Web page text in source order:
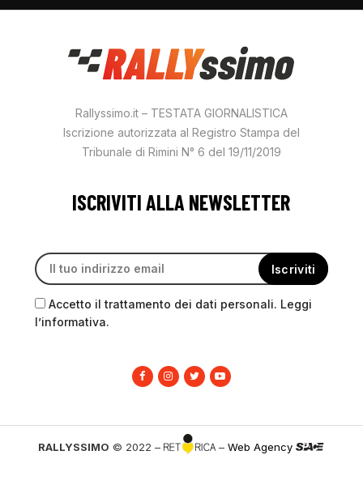
Rallyssimo.it – TESTATA GIORNALISTICA
Iscrizione autorizzata al Registro Stampa del
Tribunale di Rimini N° 6 del 19/11/2019
ISCRIVITI ALLA NEWSLETTER
Accetto il trattamento dei dati personali. Leggi
l’informativa.
RALLYSSIMO © 2022 – –Web Agency